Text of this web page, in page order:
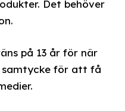
Det behöver
på 13 år för när
samtycke för att få